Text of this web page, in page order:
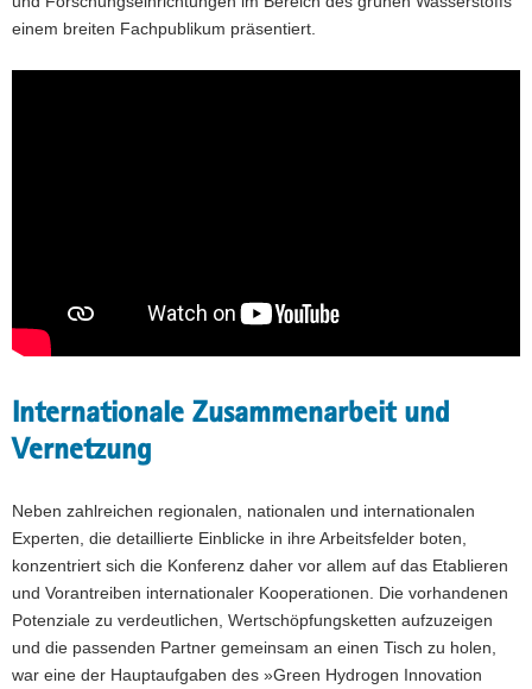
einem breiten Fachpublikum präsentiert.
Internationale Zusammenarbeit und
Vernetzung
Neben zahlreichen regionalen, nationalen und internationalen
Experten, die detaillierte Einblicke in ihre Arbeitsfelder boten,
konzentriert sich die Konferenz daher vor allem auf das Etablieren
und Vorantreiben internationaler Kooperationen. Die vorhandenen
Potenziale zu verdeutlichen, Wertschöpfungsketten aufzuzeigen
und die passenden Partner gemeinsam an einen Tisch zu holen,
war eine der Hauptaufgaben des »Green Hydrogen Innovation